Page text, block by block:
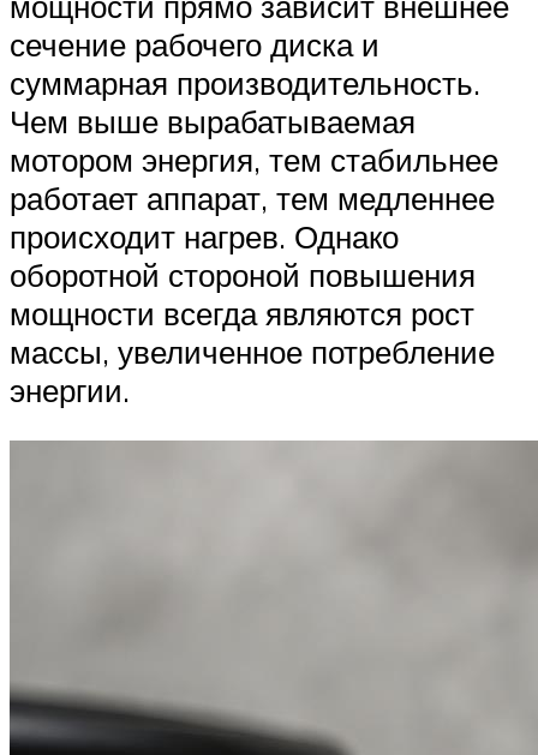
сечение рабочего диска и
суммарная производительность.
Чем выше вырабатываемая
мотором энергия, тем стабильнее
работает аппарат, тем медленнее
происходит нагрев. Однако
оборотной стороной повышения
мощности всегда являются рост
массы, увеличенное потребление
энергии.